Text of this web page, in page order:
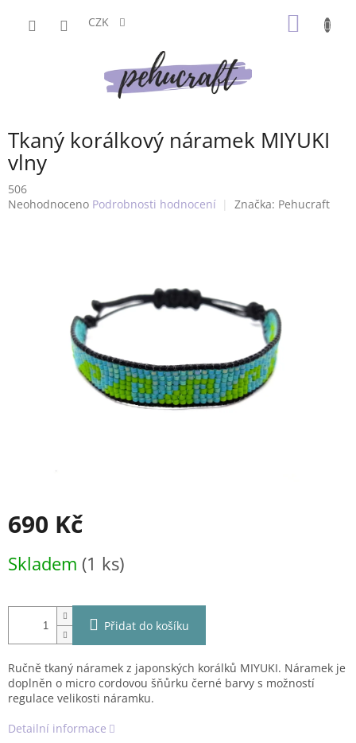
CZK
Tkaný korálkový náramek MIYUKI
vlny
506
Průměrné
Neohodnoceno Podrobnosti hodnocení Značka: Pehucraft
690 Kč
cena:
Skladem (1 ks)
Přidat do košíku
Ručně tkaný náramek z japonských korálků MIYUKI. Náramek je
doplněn o micro cordovou šňůrku černé barvy s možností
regulace velikosti náramku.
Detailní informace